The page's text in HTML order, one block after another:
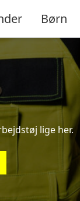
Børn
lige her.